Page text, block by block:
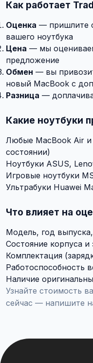
Как работает
Оценка — пришлите
вашего ноутбука
Цена — мы
предложение
Обмен — вы
новый MacBook с
Разница —
Какие ноутбуки
Любые MacBook Air
состоянии)
Ноутбуки ASUS,
Игровые ноутбуки
Ультрабуки Huawei
Что влияет на
Модель, год
Состояние корпуса и
Комплектация
Работоспособность
Наличие
Узнайте стоимость
сейчас — напишите